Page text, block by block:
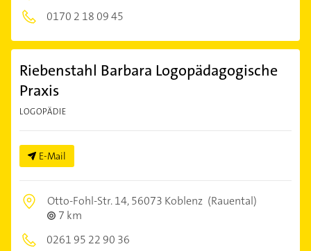
0170 2 18 09 45
Riebenstahl Barbara Logopädagogische
Praxis
LOGOPÄDIE
E-Mail
Otto-Fohl-Str. 14,56073 Koblenz (Rauental)
7 km
0261 95 22 90 36